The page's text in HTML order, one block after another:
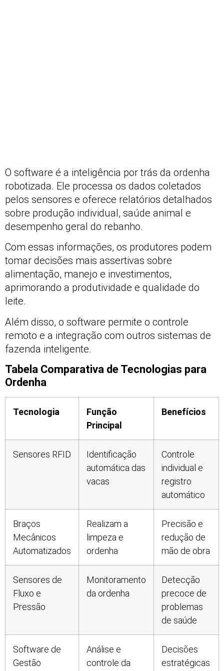
O software é a inteligência por trás da ordenha
robotizada. Ele processa os dados coletados
pelos sensores e oferece relatórios detalhados
sobre produção individual, saúde animal e
desempenho geral do rebanho.
Com essas informações, os produtores podem
tomar decisões mais assertivas sobre
alimentação, manejo e investimentos,
aprimorando a produtividade e qualidade do
leite.
Além disso, o software permite o controle
remoto e a integração com outros sistemas de
fazenda inteligente.
Tabela Comparativa de Tecnologias para
Ordenha
Tecnologia
Função
Principal
Benefícios
Sensores RFID
Identificação
automática das
vacas
Controle
individual e
registro
automático
Braços
Mecânicos
Automatizados
Realizam a
limpeza e
ordenha
Precisão e
redução de
mão de obra
Sensores de
Fluxo e
Pressão
Monitoramento
da ordenha
Detecção
precoce de
problemas
de saúde
Software de
Gestão
Análise e
controle da
Decisões
estratégicas